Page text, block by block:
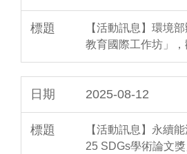
【活動訊息】環境
教育國際工作坊」
2025-08-12
【活動訊息】永續
25 SDGs學術論文